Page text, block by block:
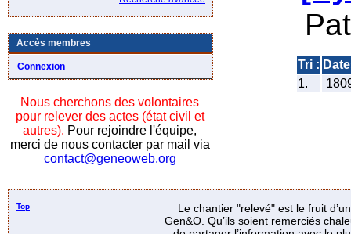
Accès membres
Connexion
Nous cherchons des volontaires
pour relever des actes (état civil et
autres). Pour rejoindre l'équipe,
merci de nous contacter par mail via
contact@geneoweb.org
Tri :
1.
Top
Le chantier "relevé" est le fruit
Gen&O. Qu’ils soient remerciés